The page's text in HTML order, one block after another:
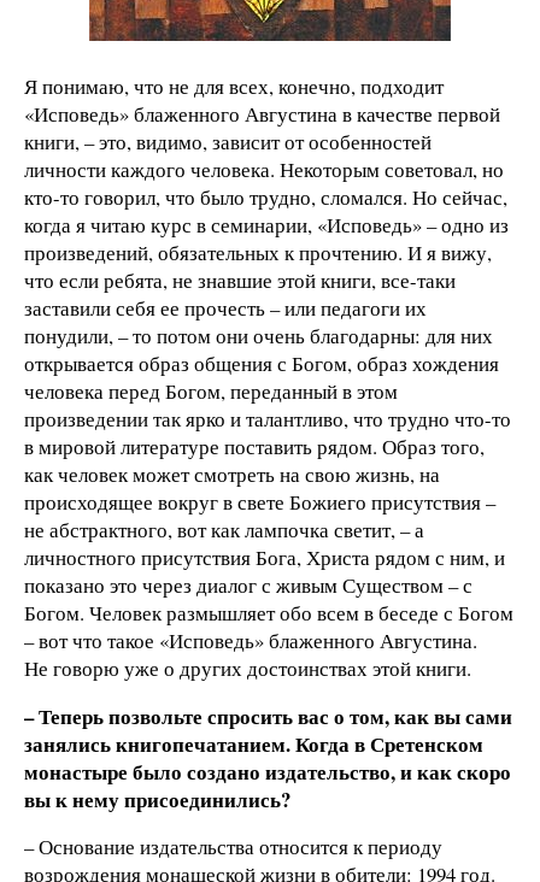
Я понимаю, что не для всех, конечно, подходит
«Исповедь» блаженного Августина в качестве первой
книги, – это, видимо, зависит от особенностей
личности каждого человека. Некоторым советовал, но
кто-то говорил, что было трудно, сломался. Но сейчас,
когда я читаю курс в семинарии, «Исповедь» – одно из
произведений, обязательных к прочтению. И я вижу,
что если ребята, не знавшие этой книги, все-таки
заставили себя ее прочесть – или педагоги их
понудили, – то потом они очень благодарны: для них
открывается образ общения с Богом, образ хождения
человека перед Богом, переданный в этом
произведении так ярко и талантливо, что трудно что-то
в мировой литературе поставить рядом. Образ того,
как человек может смотреть на свою жизнь, на
происходящее вокруг в свете Божиего присутствия –
не абстрактного, вот как лампочка светит, – а
личностного присутствия Бога, Христа рядом с ним, и
показано это через диалог с живым Существом – с
Богом. Человек размышляет обо всем в беседе с Богом
– вот что такое «Исповедь» блаженного Августина.
Не говорю уже о других достоинствах этой книги.
– Теперь позвольте спросить вас о том, как вы сами
занялись книгопечатанием. Когда в Сретенском
монастыре было создано издательство, и как скоро
вы к нему присоединились?
– Основание издательства относится к периоду
возрождения монашеской жизни в обители: 1994 год.